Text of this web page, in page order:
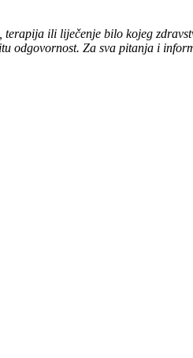
ili liječenje bilo kojeg
odgovornost. Za sva pitanja i